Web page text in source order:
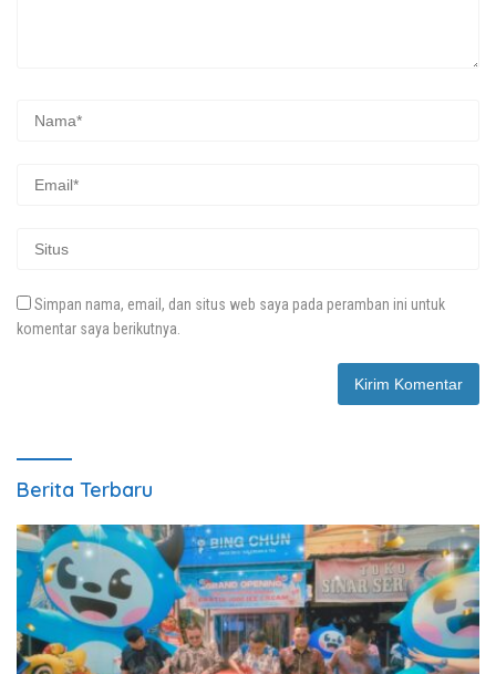
Simpan nama, email, dan situs web saya pada peramban ini untuk
komentar saya berikutnya.
Berita Terbaru